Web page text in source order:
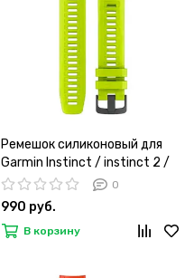
Ремешок силиконовый для
Garmin Instinct / instinct 2 /
Instinct Crossover 22 мм
оригинальное крепление
(Лайм)
0
990 руб.
В корзину